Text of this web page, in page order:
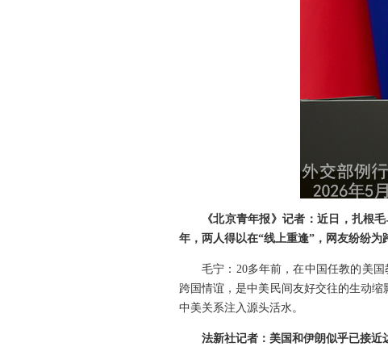
《北京青年报》记者：近日，扎根
年，两人得以在“线上重逢”，网友纷纷
毛宁：20多年前，在中国任教的美
跨国情谊，是中美民间友好交往的生动
中美关系注入源头活水。
法新社记者：美国和伊朗似乎已接近